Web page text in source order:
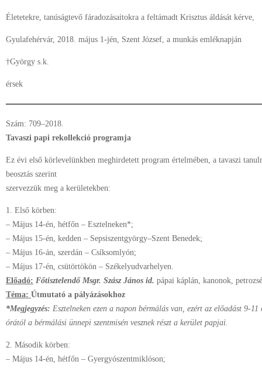
Életetekre, tanúságtevő fáradozásaitokra a feltámadt Krisztus áldását kérve,
Gyulafehérvár, 2018. május 1-jén, Szent József, a munkás emléknapján
†György s.k.
érsek
Szám: 709–2018.
Tavaszi papi rekollekció programja
Ez évi első körlevelünkben meghirdetett program értelmében, a tavaszi
beosztás szerint
szervezzük meg a kerületekben:
1. Első körben:
– Május 14-én, hétfőn – Esztelneken*;
– Május 15-én, kedden – Sepsiszentgyörgy–Szent Benedek;
– Május 16-án, szerdán – Csíksomlyón;
– Május 17-én, csütörtökön – Székelyudvarhelyen.
Előadó: Főtisztelendő Msgr. Szász János id. pápai káplán, kanonok,
Téma: Útmutató a pályázásokhoz
*Megjegyzés: Esztelneken ezen a napon bérmálás van, ezért az előadást 9-
órától a bérmálási ünnepi szentmisén vesznek részt a kerület papjai.
2. Második körben:
– Május 14-én, hétfőn – Gyergyószentmiklóson;